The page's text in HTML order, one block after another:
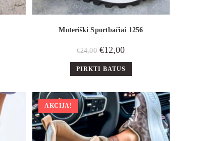
Moteriški Sportbačiai 1256
€24,00 €12,00
PIRKTI BATUS
AKCIJA!